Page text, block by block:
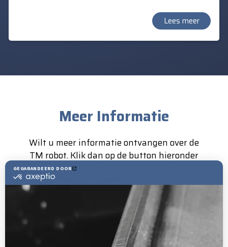
mobiele karakter van de verplaats bare TM Cobot en de
automatische kalibratie op de nieuwe werklocatie.
Lees meer
Meer Informatie
Wilt u meer informatie ontvangen over de
TM robot. Klik dan op de button hieronder
en vul het formulier in. Wij zullen zo
spoedig mogelijk contact met u opnemen.
Neem contact op